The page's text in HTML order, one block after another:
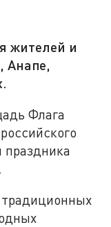
жителей и
Анапе,
Флага